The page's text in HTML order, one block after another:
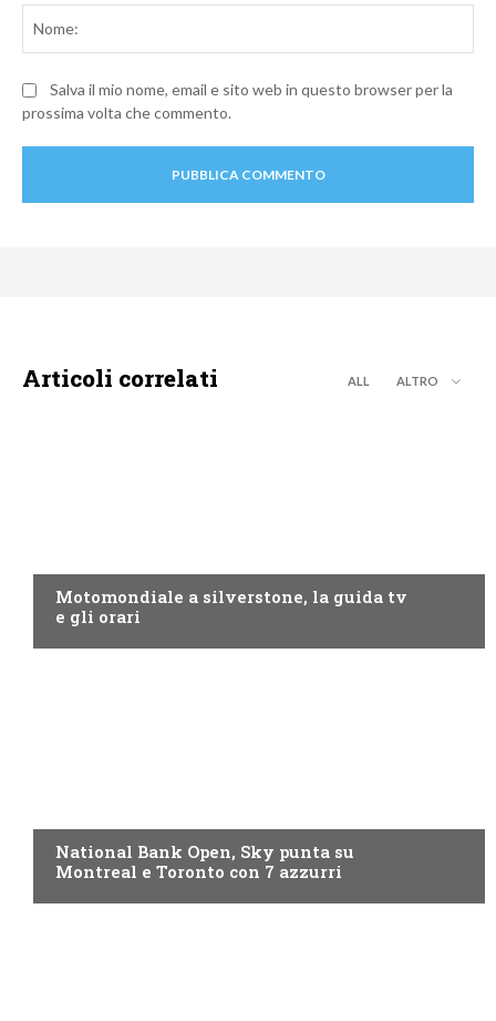
Salva il mio nome, email e sito web in questo browser per la
prossima volta che commento.
Articoli correlati ALL ALTRO
Motomondiale a silverstone, la guida tv
e gli orari
National Bank Open, Sky punta su
Montreal e Toronto con 7 azzurri